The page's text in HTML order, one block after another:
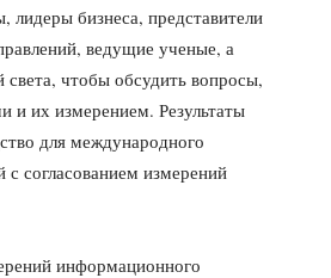
бизнеса, представители
ведущие ученые, а
чтобы обсудить вопросы,
их измерением. Результаты
для международного
согласованием измерений
информационного